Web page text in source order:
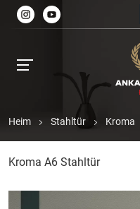
Heim Stahltür Kroma
Kroma A6 Stahltür